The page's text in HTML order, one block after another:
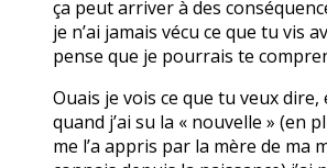
ça peut arriver à des
je n’ai jamais vécu ce que tu vis
pense que je pourrais te
Ouais je vois ce que tu veux dire,
quand j’ai su la « nouvelle » (en
me l’a appris par la mère de ma